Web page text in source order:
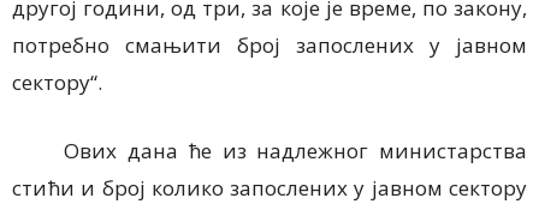
другој години, од три, за које је време, по закону,
потребно смањити број запослених у јавном
сектору“.
Ових дана ће из надлежног министарства
стићи и број колико запослених у јавном сектору